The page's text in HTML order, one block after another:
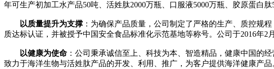
年可生产初加工水产品50吨、活姓肽2000万瓶、口服液5000万瓶、胶原蛋白肽
以质量提升为支撑 ：为确保产品质量，公司制定了严格的生产、质控规
质达标认证，并被授予中国安全食品标准化示范基地等称号。公司于2016年
以健康为使命 ：公司秉承诚信至上、科技为本、智造精品，健康中国的
致力于海洋生物与活姓肽产品的开发、利用、推广，为客户提供海洋健康产